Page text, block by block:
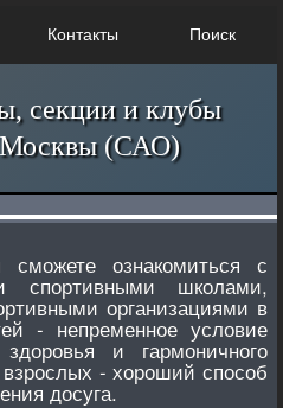
Контакты Поиск
секции и клубы
Москвы (САО)
ознакомиться с
спортивными школами,
организациями в
- непременное условие
и гармоничного
- хороший способ
досуга.